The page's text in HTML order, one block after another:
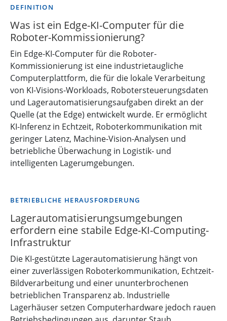
DEFINITION
Was ist ein Edge-KI-Computer für die
Roboter-Kommissionierung?
Ein Edge-KI-Computer für die Roboter-
Kommissionierung ist eine industrietaugliche
Computerplattform, die für die lokale Verarbeitung
von KI-Visions-Workloads, Robotersteuerungsdaten
und Lagerautomatisierungsaufgaben direkt an der
Quelle (at the Edge) entwickelt wurde. Er ermöglicht
KI-Inferenz in Echtzeit, Roboterkommunikation mit
geringer Latenz, Machine-Vision-Analysen und
betriebliche Überwachung in Logistik- und
intelligenten Lagerumgebungen.
BETRIEBLICHE HERAUSFORDERUNG
Lagerautomatisierungsumgebungen
erfordern eine stabile Edge-KI-Computing-
Infrastruktur
Die KI-gestützte Lagerautomatisierung hängt von
einer zuverlässigen Roboterkommunikation, Echtzeit-
Bildverarbeitung und einer ununterbrochenen
betrieblichen Transparenz ab. Industrielle
Lagerhäuser setzen Computerhardware jedoch rauen